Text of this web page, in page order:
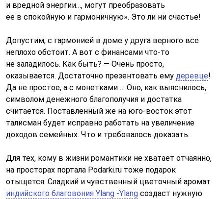
и вредной энергии…, могут преобразовать
ее в спокойную и гармоничную». Это ли ни счастье!
Допустим, с гармонией в доме у друга верного все
неплохо обстоит. А вот с финансами что-то
не заладилось. Как быть? — Очень просто,
оказывается. Достаточно презентовать ему деревце!
Да не простое, а с монетками … Оно, как выяснилось,
символом денежного благополучия и достатка
считается. Поставленный же на юго-восток этот
талисман будет исправно работать на увеличение
доходов семейных. Что и требовалось доказать.
Для тех, кому в жизни романтики не хватает отчаянно,
на просторах портала Podarki.ru тоже подарок
отыщется. Сладкий и чувственный цветочный аромат
индийского благовония Ylang -Ylang создаст нужную